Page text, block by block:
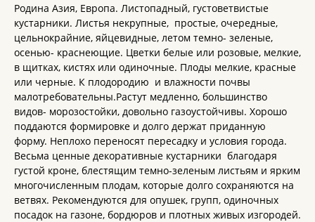
Родина Азия, Европа. Листопадный, густоветвистые
кустарники. Листья некрупные, простые, очередные,
цельнокрайние, яйцевидные, летом темно- зеленые,
осенью- краснеющие. Цветки белые или розовые, мелкие,
в щитках, кистях или одиночные. Плоды мелкие, красные
или черные. К плодородию и влажности почвы
малотребовательны.Растут медленно, большинство
видов- морозостойки, довольно газоустойчивы. Хорошо
поддаются формировке и долго держат приданную
форму. Неплохо переносят пересадку и условия города.
Весьма ценные декоративные кустарники благодаря
густой кроне, блестящим темно-зеленым листьям и ярким
многочисленным плодам, которые долго сохраняются на
ветвях. Рекомендуются для опушек, групп, одиночных
посадок на газоне, бордюров и плотных живых изгородей.